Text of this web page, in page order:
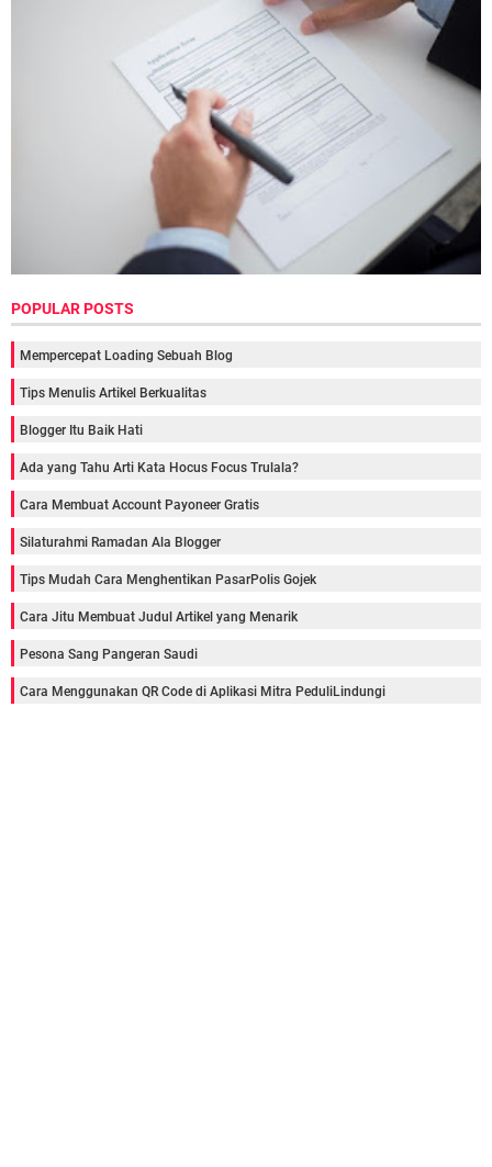
POPULAR POSTS
Mempercepat Loading Sebuah Blog
Tips Menulis Artikel Berkualitas
Blogger Itu Baik Hati
Ada yang Tahu Arti Kata Hocus Focus Trulala?
Cara Membuat Account Payoneer Gratis
Silaturahmi Ramadan Ala Blogger
Tips Mudah Cara Menghentikan PasarPolis Gojek
Cara Jitu Membuat Judul Artikel yang Menarik
Pesona Sang Pangeran Saudi
Cara Menggunakan QR Code di Aplikasi Mitra PeduliLindungi